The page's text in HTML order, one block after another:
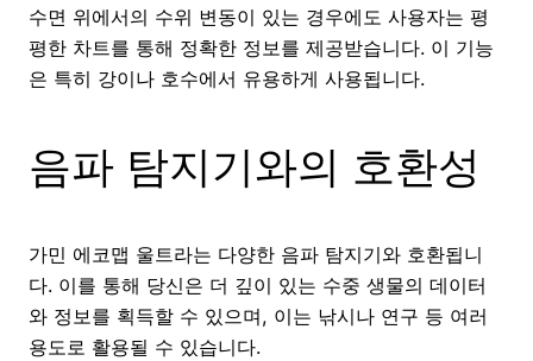
수면 위에서의 수위 변동이 있는 경우에도 사용자는 평
평한 차트를 통해 정확한 정보를 제공받습니다. 이 기능
은 특히 강이나 호수에서 유용하게 사용됩니다.
음파 탐지기와의 호환성
가민 에코맵 울트라는 다양한 음파 탐지기와 호환됩니
다. 이를 통해 당신은 더 깊이 있는 수중 생물의 데이터
와 정보를 획득할 수 있으며, 이는 낚시나 연구 등 여러
용도로 활용될 수 있습니다.